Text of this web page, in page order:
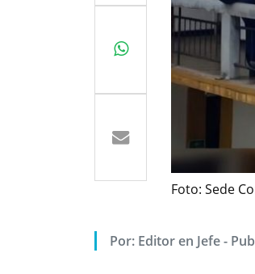
Foto: Sede
Por: Editor en Jefe -